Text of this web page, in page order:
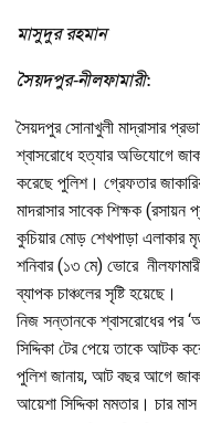
মাসুদুর রহমান
সৈয়দপুর-নীলফামারী:
সৈয়দপুর সোনাখুলী মাদ্রাসার
শ্বাসরোধে হত্যার অভিযোগে
করেছে পুলিশ। গ্রেফতার
মাদরাসার সাবেক শিক্ষক
কুচিয়ার মোড় শেখপাড়া এলাকার
শনিবার (১৩ মে) ভোরে
ব্যাপক চাঞ্চলের সৃষ্টি হয়েছে।
নিজ সন্তানকে শ্বাসরোধের পর
সিদ্দিকা টের পেয়ে তাকে আটক
পুলিশ জানায়, আট বছর আগে
আয়েশা সিদ্দিকা মমতার। চার